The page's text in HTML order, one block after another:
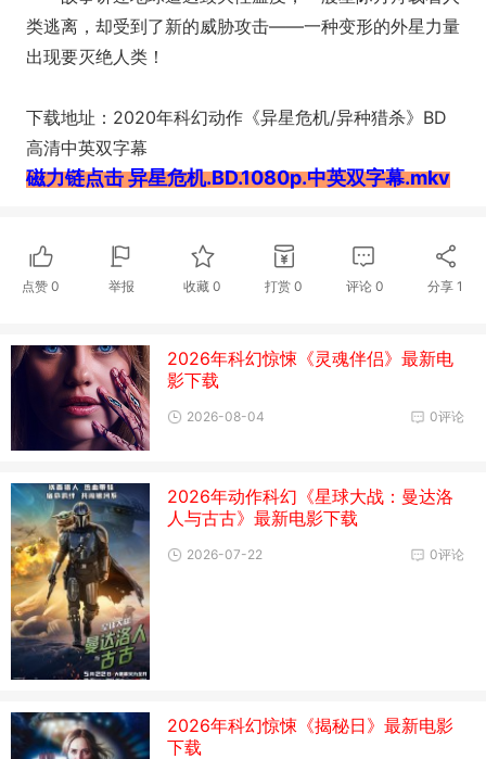
类逃离，却受到了新的威胁攻击——一种变形的外星力量
出现要灭绝人类！
下载地址：2020年科幻动作《异星危机/异种猎杀》BD
高清中英双字幕
磁力链点击 异星危机.BD.1080p.中英双字幕.mkv
点赞 0 举报 收藏0 打赏 0 评论 0 分享1
2026年科幻惊悚《灵魂伴侣》最新电
影下载
0评论
2026-08-04
2026年动作科幻《星球大战：曼达洛
人与古古》最新电影下载
0评论
2026-07-22
2026年科幻惊悚《揭秘日》最新电影
下载